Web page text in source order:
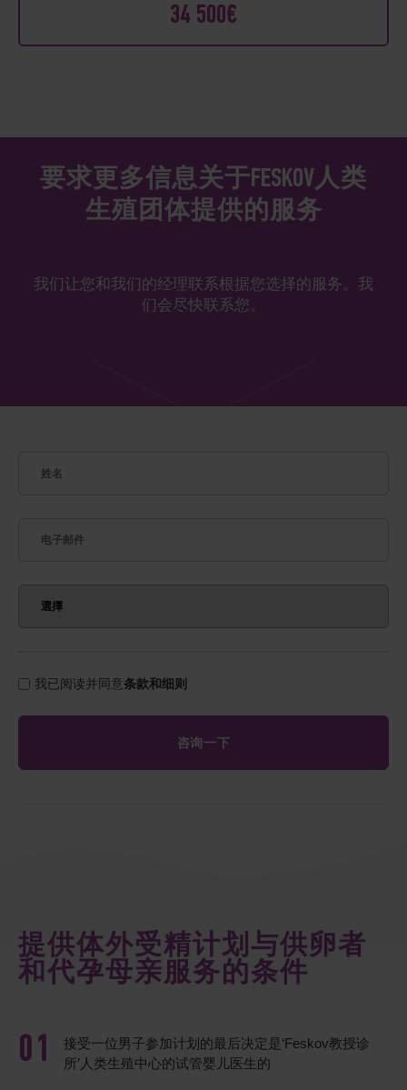
34 500€
要求更多信息关于FESKOV人类
生殖团体提供的服务
我们让您和我们的经理联系根据您选择的服务。我
们会尽快联系您。
我已阅读并同意条款和细则
提供体外受精计划与供卵者
和代孕母亲服务的条件
接受一位男子参加计划的最后决定是‘Feskov教授诊
所’人类生殖中心的试管婴儿医生的